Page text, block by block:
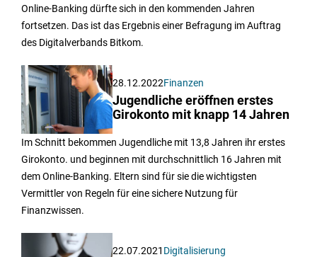
Online-Banking dürfte sich in den kommenden Jahren
fortsetzen. Das ist das Ergebnis einer Befragung im Auftrag
des Digitalverbands Bitkom.
28.12.2022Finanzen
Jugendliche eröffnen erstes
Girokonto mit knapp 14 Jahren
Im Schnitt bekommen Jugendliche mit 13,8 Jahren ihr erstes
Girokonto. und beginnen mit durchschnittlich 16 Jahren mit
dem Online-Banking. Eltern sind für sie die wichtigsten
Vermittler von Regeln für eine sichere Nutzung für
Finanzwissen.
22.07.2021 Digitalisierung